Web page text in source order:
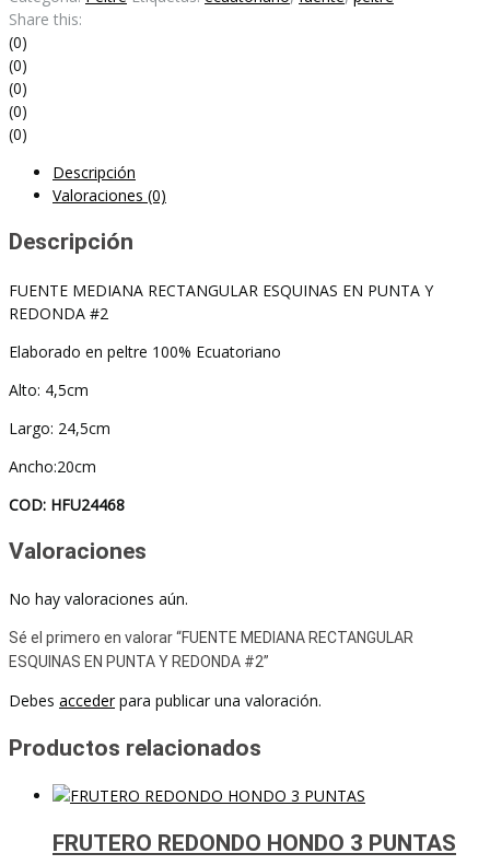
ESQUINAS
EN
PUNTA
Y
REDONDA
#2
Share this:
(0)
(0)
(0)
(0)
(0)
Descripción
Valoraciones (0)
Descripción
FUENTE MEDIANA RECTANGULAR ESQUINAS EN PUNTA Y
REDONDA #2
Elaborado en peltre 100% Ecuatoriano
Alto: 4,5cm
Largo: 24,5cm
Ancho:20cm
COD: HFU24468
Valoraciones
No hay valoraciones aún.
Sé el primero en valorar “FUENTE MEDIANA RECTANGULAR
ESQUINAS EN PUNTA Y REDONDA #2”
Debes accederpara publicar una valoración.
Productos relacionados
FRUTERO REDONDO HONDO 3 PUNTAS